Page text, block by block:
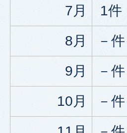
7月
1件
8月
－件
9月
－件
10月
－件